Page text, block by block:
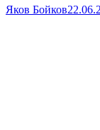
Яков Бойков